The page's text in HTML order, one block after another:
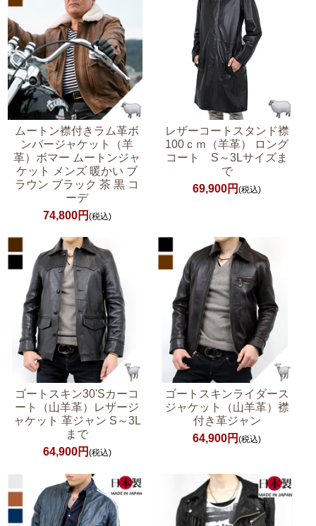
ムートン襟付きラム革ボ
ンバージャケット（羊
革）ボマー ムートンジャ
ケット メンズ 暖かい ブ
ラウン ブラック 茶 黒 コ
ーデ
74,800円 (税込)
レザーコートスタンド襟
100ｃｍ（羊革） ロング
コート S～3Lサイズま
で
69,900円(税込)
ゴートスキン30'Sカーコ
ート（山羊革）レザージ
ャケット 革ジャン S～3L
まで
64,900円 (税込)
ゴートスキンライダース
ジャケット（山羊革）襟
付き革ジャン
64,900円(税込)